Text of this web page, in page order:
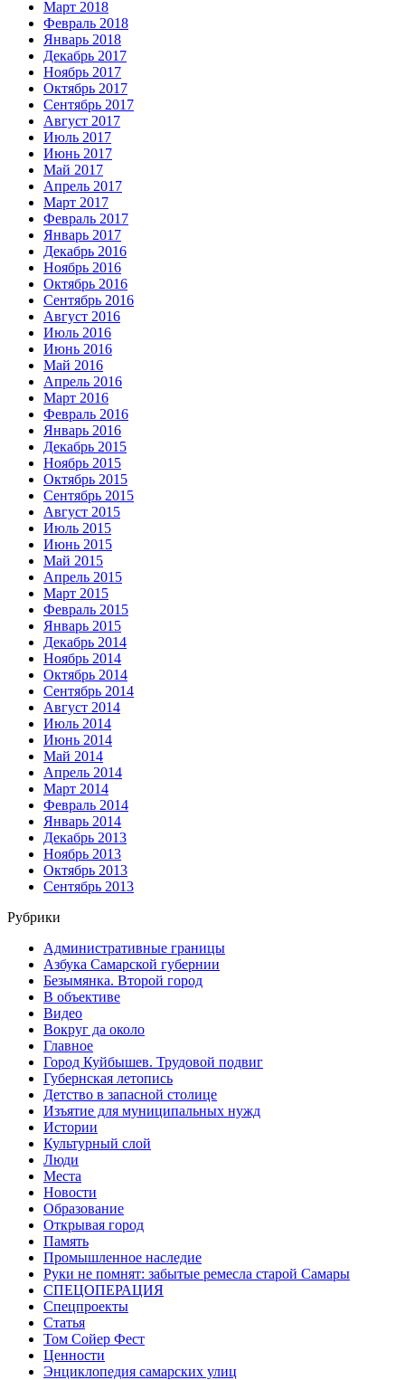
Март 2018
Февраль 2018
Январь 2018
Декабрь 2017
Ноябрь 2017
Октябрь 2017
Сентябрь 2017
Август 2017
Июль 2017
Июнь 2017
Май 2017
Апрель 2017
Март 2017
Февраль 2017
Январь 2017
Декабрь 2016
Ноябрь 2016
Октябрь 2016
Сентябрь 2016
Август 2016
Июль 2016
Июнь 2016
Май 2016
Апрель 2016
Март 2016
Февраль 2016
Январь 2016
Декабрь 2015
Ноябрь 2015
Октябрь 2015
Сентябрь 2015
Август 2015
Июль 2015
Июнь 2015
Май 2015
Апрель 2015
Март 2015
Февраль 2015
Январь 2015
Декабрь 2014
Ноябрь 2014
Октябрь 2014
Сентябрь 2014
Август 2014
Июль 2014
Июнь 2014
Май 2014
Апрель 2014
Март 2014
Февраль 2014
Январь 2014
Декабрь 2013
Ноябрь 2013
Октябрь 2013
Сентябрь 2013
Рубрики
Административные границы
Азбука Самарской губернии
Безымянка. Второй город
В объективе
Видео
Вокруг да около
Главное
Город Куйбышев. Трудовой подвиг
Губернская летопись
Детство в запасной столице
Изъятие для муниципальных нужд
Истории
Культурный слой
Люди
Места
Новости
Образование
Открывая город
Память
Промышленное наследие
Руки не помнят: забытые ремесла старой Самары
СПЕЦОПЕРАЦИЯ
Спецпроекты
Статья
Том Сойер Фест
Ценности
Энциклопедия самарских улиц